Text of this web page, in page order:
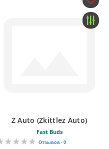
Z Auto (Zkittlez Auto)
Fast Buds
Отзывов - 0